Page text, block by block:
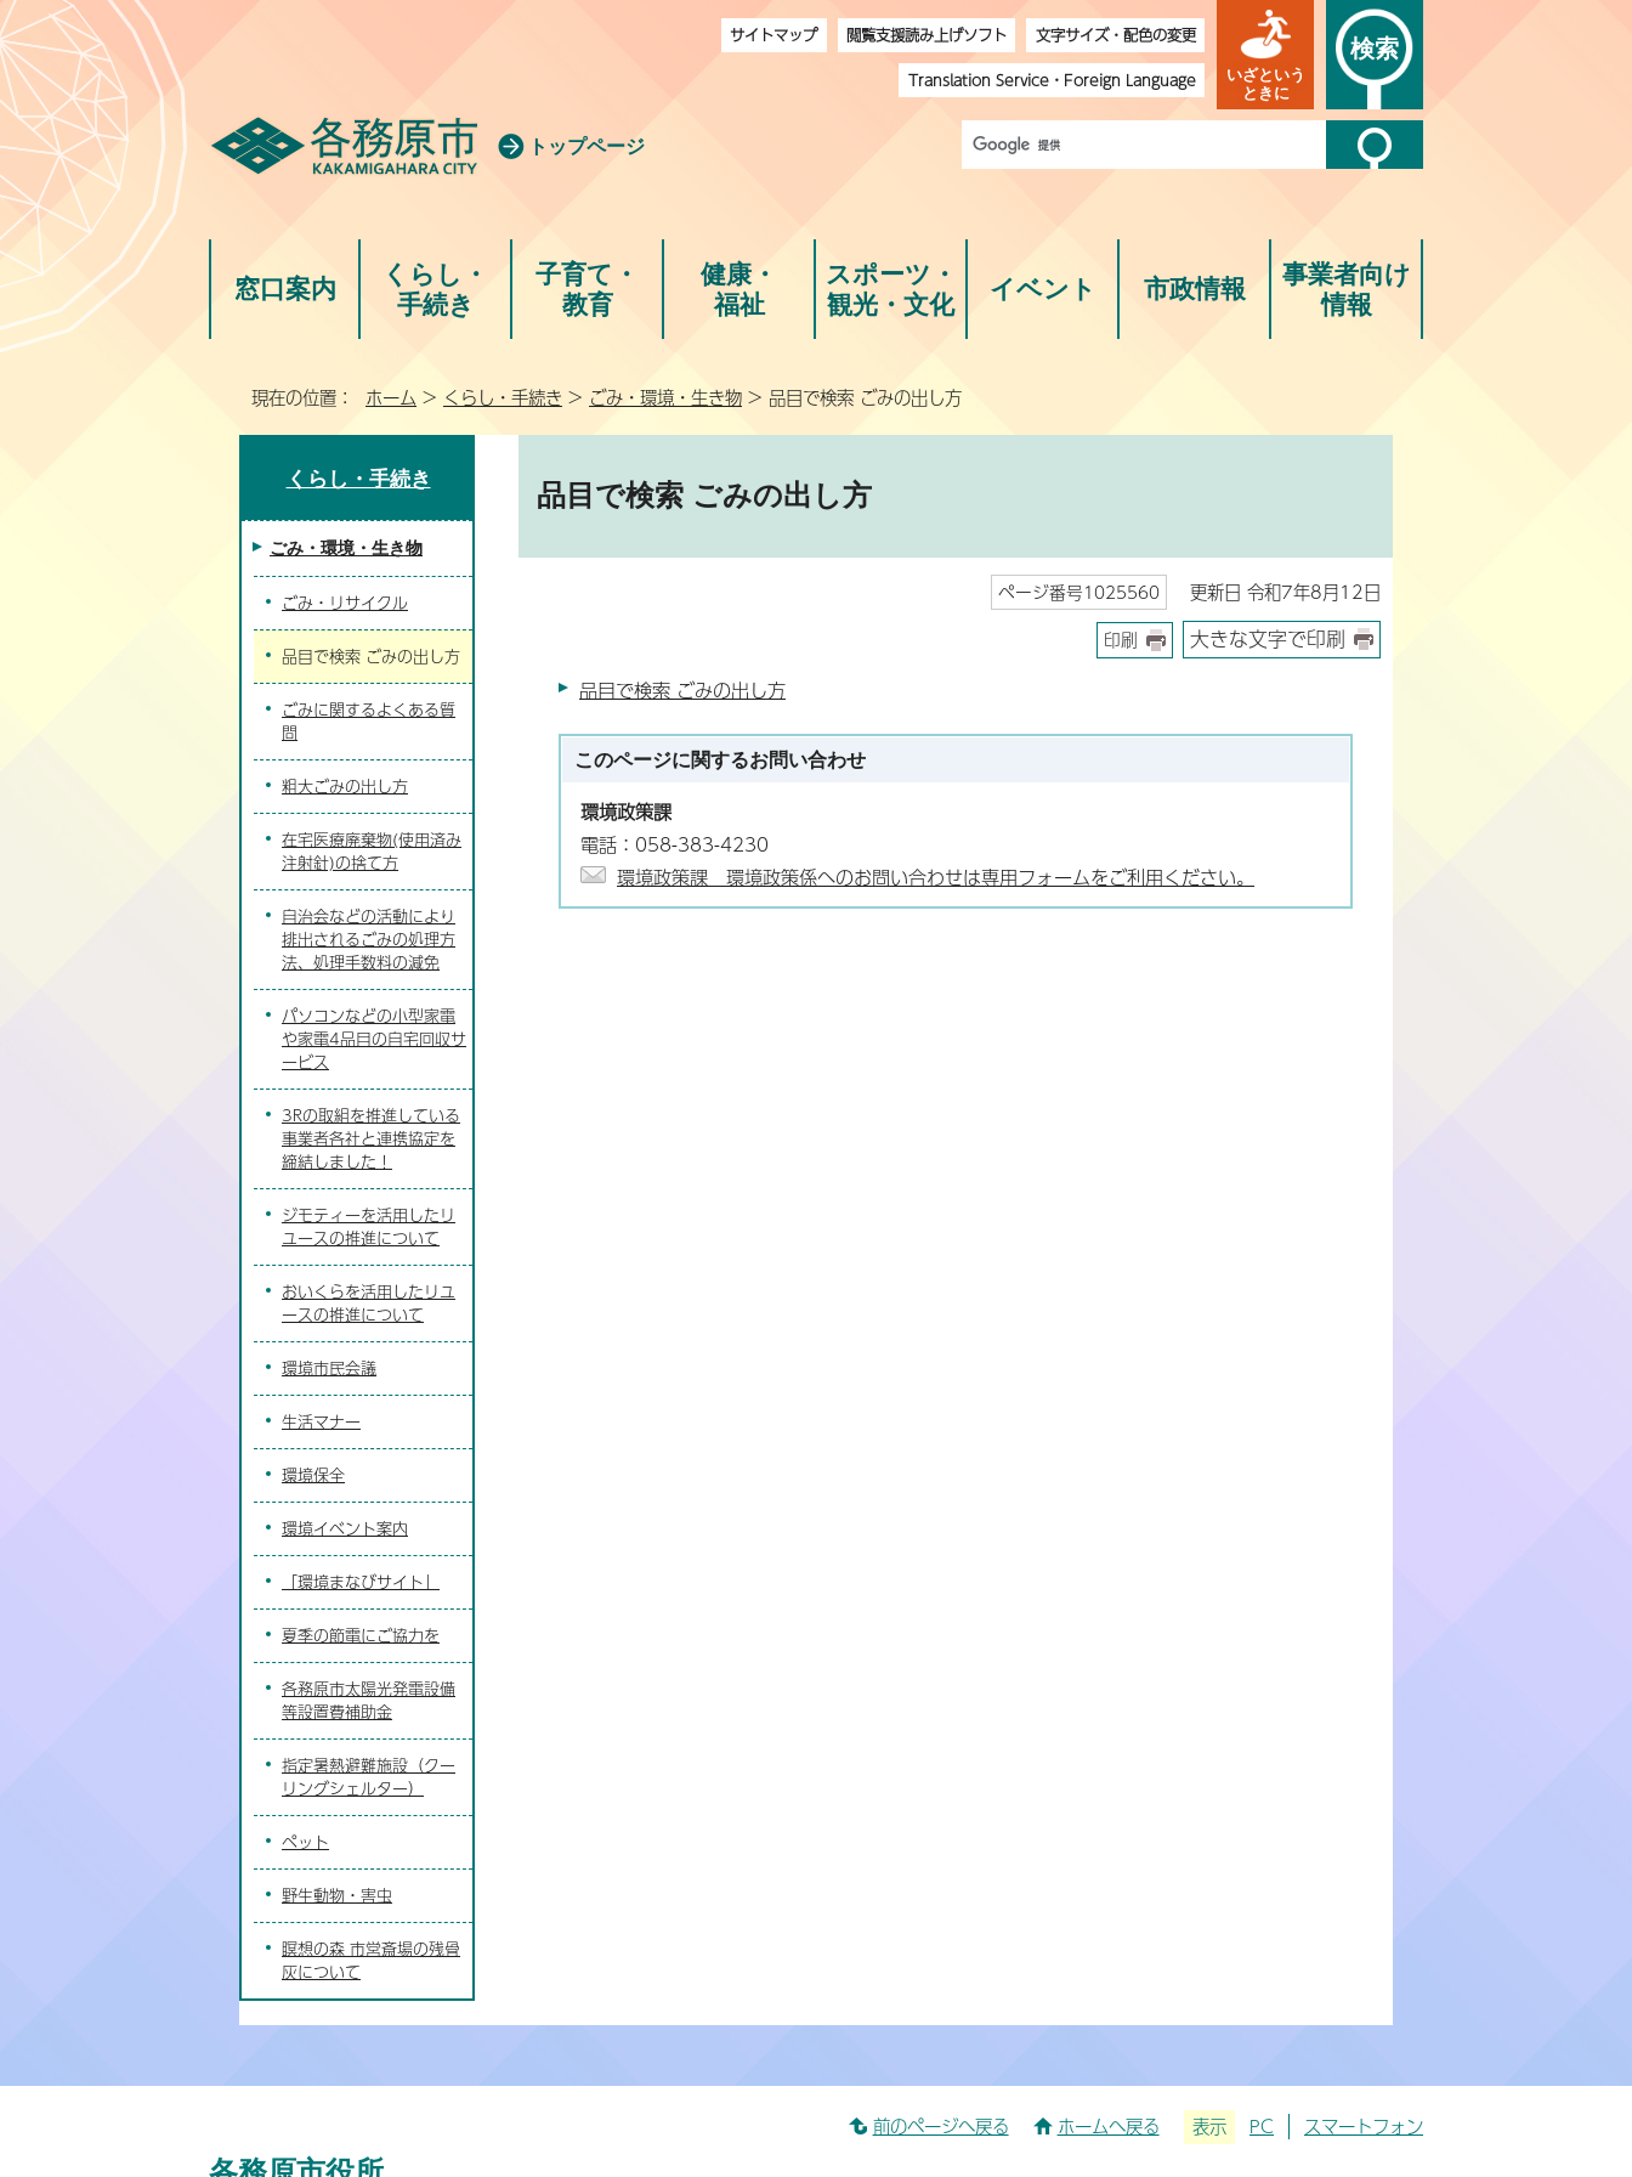
トップページ
サイトマップ 閲覧支援読み上げソフト
文字サイズ・配色の変更
Translation Service・ Foreign Language
いざという
ときに
検索
窓口案内
くらし・
手続き
子育て・
教育
健康・
福祉
スポーツ・
観光・文化
イベント 市政情報
事業者向け
情報
現在の位置： ホーム > くらし・手続き > ごみ・環境・生き物 > 品目で検索 ごみの出し方
品目で検索 ごみの出し方
ページ番号1025560 更新日 令和7年8月12日
印刷 大きな文字で印刷
品目で検索 ごみの出し方
このページに関するお問い合わせ
環境政策課
電話：058-383-4230
環境政策課 環境政策係へのお問い合わせは専用フォームをご利用ください。
くらし・手続き
ごみ・環境・生き物
ごみ・リサイクル
品目で検索 ごみの出し方
ごみに関するよくある質
問
粗大ごみの出し方
在宅医療廃棄物(使用済み
注射針)の捨て方
自治会などの活動により
排出されるごみの処理方
法、処理手数料の減免
パソコンなどの小型家電
や家電4品目の自宅回収サ
ービス
3Rの取組を推進している
事業者各社と連携協定を
締結しました！
ジモティーを活用したリ
ユースの推進について
おいくらを活用したリユ
ースの推進について
環境市民会議
生活マナー
環境保全
環境イベント案内
「環境まなびサイト」
夏季の節電にご協力を
各務原市太陽光発電設備
等設置費補助金
指定暑熱避難施設（クー
リングシェルター）
ペット
野生動物・害虫
瞑想の森 市営斎場の残骨
灰について
前のページへ戻る ホームへ戻る 表示 PC スマートフォン